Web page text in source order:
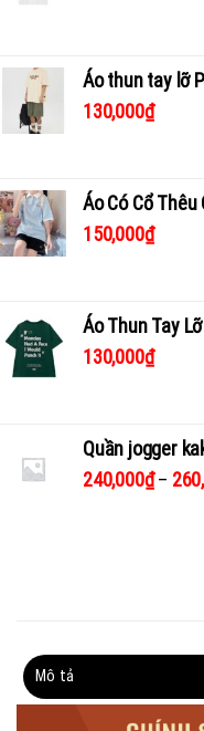
Áo thun tay lỡ
130,000₫
Áo Có Cổ
150,000₫
Áo Thun Tay
130,000₫
Quần jogger
240,000₫–
Mô tả
Thông tin bổ sung